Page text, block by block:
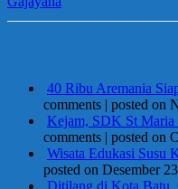
40 Ribu Aremania
comments | posted on
Kejam, SDK St
comments | posted on
Wisata Edukasi Susu
posted on Desember
Ditilang di Kota Batu,